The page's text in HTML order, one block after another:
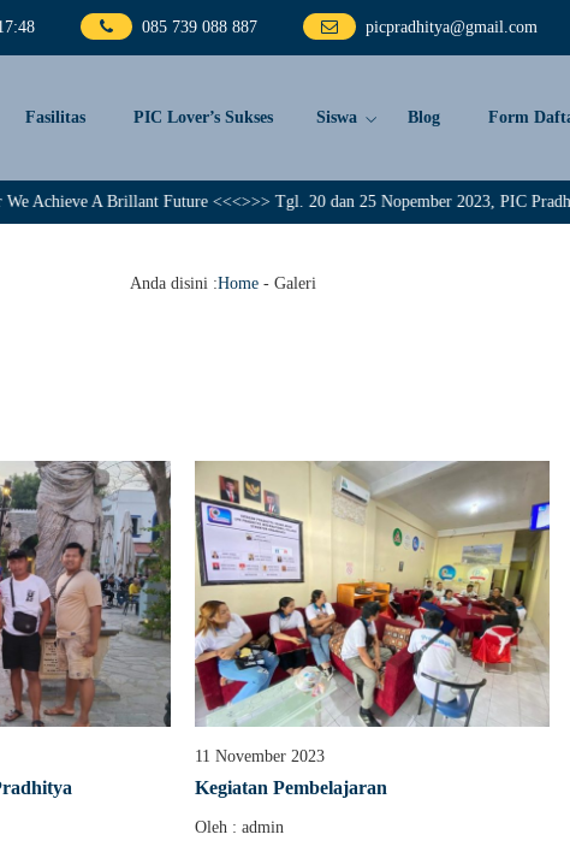
:49 085 739 088 887 picpradhitya@gmail.com
Fasilitas PIC Lover’s Sukses Siswa Blog Form
Future <<<>>> Tgl. 20 dan 25 Nopember 2023, PIC Pradhitya
Anda disini :Home- Galeri
11 November 2023
Kegiatan Pembelajaran
Oleh : admin